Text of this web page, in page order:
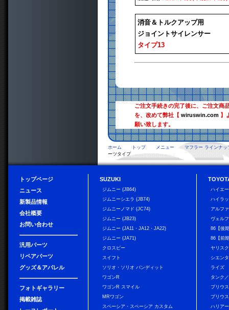
消音＆トルクアップ用
ジョイントサイレンサー
タイプ13
ご注文手続きの完了後に、ご注文商
を、改めて弊社【wiruswin.com 】
願い致します。
ホーム トップ メニュー
マフラー ラインナッ
ーツタイプ
トップページ
ニュース
新製品情報
会社概要
お問い合わせ
汎用パーツ
リペアパーツ
グッズ＆アパレル
フォトギャラリー
掲載雑誌
SUZUKI
ジムニー (JB64)
ジムニーシエラ (JB74)
ジムニーノマド (JC74)
ジムニー (JB23)
ジムニー (JA11・JA12・JA22)
ジムニー (JA71)
クロスビー
スイフト
ソリオ・ソリオ バンディット
ワゴンR
ワゴンR スマイル
MRワゴン
スペーシア・スペーシア カスタム
ハイエ
ハイラ
アルフ
ヴェル
86【後
86【前
ヤリス
シエンタ
ライズ
タンク
プリウス
プリウ
ハリアー